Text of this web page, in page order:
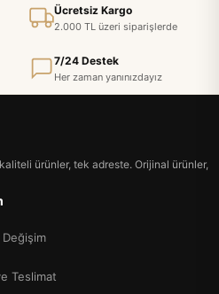
Ücretsiz Kargo
2.000 TL üzeri siparişlerde
7/24 Destek
Her zaman yanınızdayız
ürünler, tek adreste. Orijinal ürünler,
Teslimat